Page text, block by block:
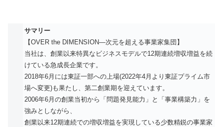
サマリー
【OVER the DIMENSION―次元を超える事業家集団】
当社は、創業以来特異なビジネスモデルで12期連続増収増益を続
けている急成長企業です。
2018年6月には東証一部への上場(2022年4月より東証プライム市
場へ変更)も果たし、第二創業期を迎えています。
2006年6月の創業当初から「問題発見能力」と「事業構築力」を
強みとしながら、
創業以来12期連続での増収増益を実現している少数精鋭の事業家